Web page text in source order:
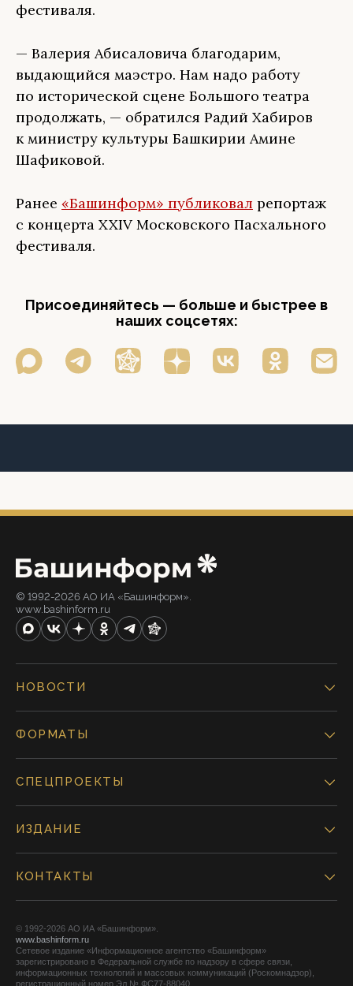
фестиваля.
— Валерия Абисаловича благодарим,
выдающийся маэстро. Нам надо работу
по исторической сцене Большого театра
продолжать, — обратился Радий Хабиров
к министру культуры Башкирии Амине
Шафиковой.
Ранее «Башинформ» публиковал репортаж
с концерта XXIV Московского Пасхального
фестиваля.
Присоединяйтесь — больше и быстрее в
наших соцсетях:
© 1992-2026 АО ИА «Башинформ».
www.bashinform.ru
НОВОСТИ
ФОРМАТЫ
СПЕЦПРОЕКТЫ
ИЗДАНИЕ
КОНТАКТЫ
© 1992-2026 АО ИА «Башинформ».
www.bashinform.ru
Сетевое издание «Информационное агентство «Башинформ»
зарегистрировано в Федеральной службе по надзору в сфере связи,
информационных технологий и массовых коммуникаций (Роскомнадзор),
регистрационный номер Эл № ФС77-88040